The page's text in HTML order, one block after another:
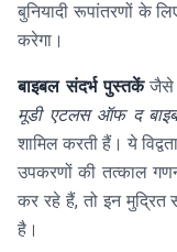
बुनियादी रूपांतरणों के
करेगा।
बाइबल संदर्भ पुस्तकेंजैसे
मूडी एटलस ऑफ द
शामिल करती हैं। ये
उपकरणों की तत्काल
कर रहे हैं, तो इन मुद्रित
है।